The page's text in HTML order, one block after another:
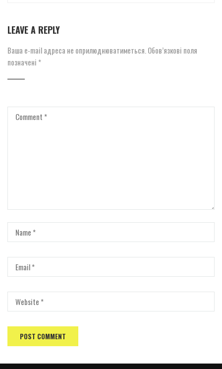
LEAVE A REPLY
Ваша e-mail адреса не оприлюднюватиметься. Обов’язкові поля
позначені *